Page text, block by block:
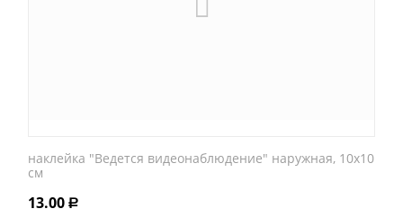
наклейка "Ведется видеонаблюдение" наружная, 10х10
см
13.00 Р